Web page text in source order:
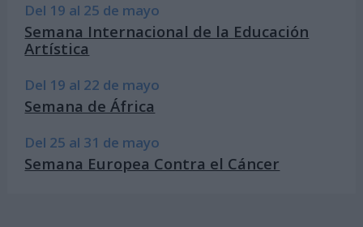
Del 19 al 25 de mayo
Semana Internacional de la Educación
Artística
Del 19 al 22 de mayo
Semana de África
Del 25 al 31 de mayo
Semana Europea Contra el Cáncer